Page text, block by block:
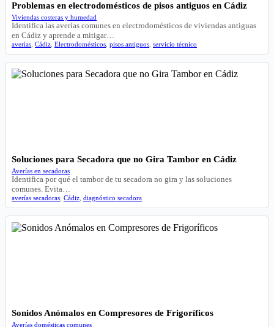
Problemas en electrodomésticos de pisos antiguos en Cádiz
Viviendas costeras y humedad
Identifica las averías comunes en electrodomésticos de viviendas antiguas
en Cádiz y aprende a mitigar…
averías Cádiz Electrodomésticos pisos antiguos servicio técnico
Soluciones para Secadora que no Gira Tambor en Cádiz
Averías en secadoras
Identifica por qué el tambor de tu secadora no gira y las soluciones
comunes. Evita…
averías secadoras Cádiz diagnóstico secadora
Sonidos Anómalos en Compresores de Frigoríficos
Averías domésticas comunes